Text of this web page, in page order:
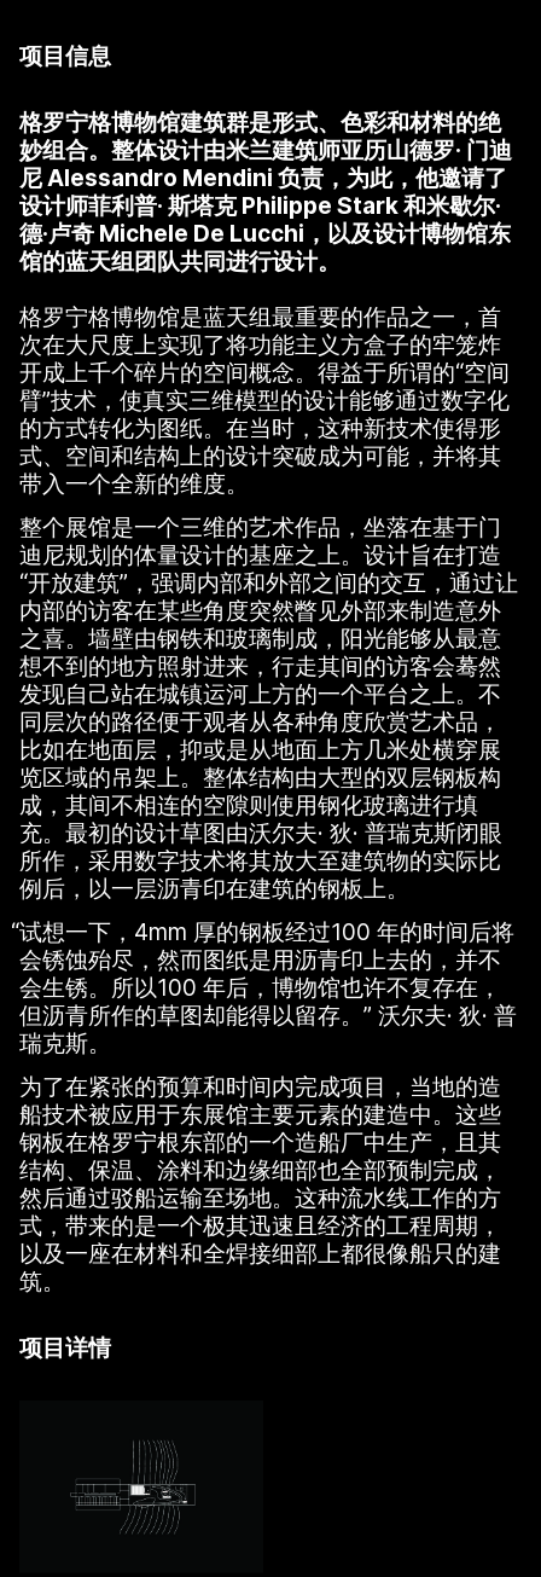
项目信息
格罗宁格博物馆建筑群是形式、色彩和材料的绝
妙组合。整体设计由米兰建筑师亚历山德罗· 门迪
尼 Alessandro Mendini 负责，为此，他邀请了
设计师菲利普· 斯塔克 Philippe Stark 和米歇尔·
德·卢奇 Michele De Lucchi，以及设计博物馆东
馆的蓝天组团队共同进行设计。
格罗宁格博物馆是蓝天组最重要的作品之一，首
次在大尺度上实现了将功能主义方盒子的牢笼炸
开成上千个碎片的空间概念。得益于所谓的“空间
臂”技术，使真实三维模型的设计能够通过数字化
的方式转化为图纸。在当时，这种新技术使得形
式、空间和结构上的设计突破成为可能，并将其
带入一个全新的维度。
整个展馆是一个三维的艺术作品，坐落在基于门
迪尼规划的体量设计的基座之上。设计旨在打造
“开放建筑”，强调内部和外部之间的交互，通过让
内部的访客在某些角度突然瞥见外部来制造意外
之喜。墙壁由钢铁和玻璃制成，阳光能够从最意
想不到的地方照射进来，行走其间的访客会蓦然
发现自己站在城镇运河上方的一个平台之上。不
同层次的路径便于观者从各种角度欣赏艺术品，
比如在地面层，抑或是从地面上方几米处横穿展
览区域的吊架上。整体结构由大型的双层钢板构
成，其间不相连的空隙则使用钢化玻璃进行填
充。最初的设计草图由沃尔夫· 狄· 普瑞克斯闭眼
所作，采用数字技术将其放大至建筑物的实际比
例后，以一层沥青印在建筑的钢板上。
“试想一下，4mm 厚的钢板经过100 年的时间后将
会锈蚀殆尽，然而图纸是用沥青印上去的，并不
会生锈。所以100 年后，博物馆也许不复存在，
但沥青所作的草图却能得以留存。” 沃尔夫· 狄· 普
瑞克斯。
为了在紧张的预算和时间内完成项目，当地的造
船技术被应用于东展馆主要元素的建造中。这些
钢板在格罗宁根东部的一个造船厂中生产，且其
结构、保温、涂料和边缘细部也全部预制完成，
然后通过驳船运输至场地。这种流水线工作的方
式，带来的是一个极其迅速且经济的工程周期，
以及一座在材料和全焊接细部上都很像船只的建
筑。
项目详情